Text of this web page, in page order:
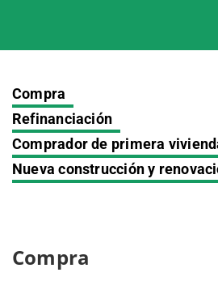
Compra
Refinanciación
Comprador de primera
Nueva construcción y
Compra